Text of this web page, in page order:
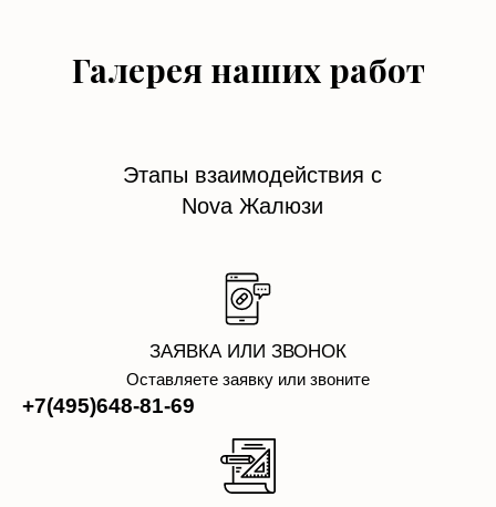
Галерея наших работ
Этапы взаимодействия с
Nova Жалюзи
ЗАЯВКА ИЛИ ЗВОНОК
Оставляете заявку или звоните
+7(495)648-81-69